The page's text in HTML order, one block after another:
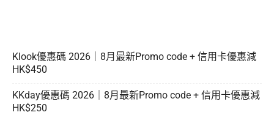
Klook優惠碼 2026｜8月最新Promo code + 信用卡優惠減
HK$450
KKday優惠碼 2026｜8月最新Promo code + 信用卡優惠減
HK$250